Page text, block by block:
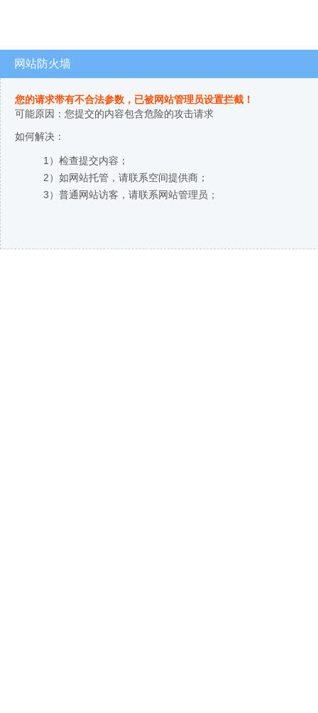
网站防火墙
您的请求带有不合法参数，已被网站管理员设置拦截！
可能原因：您提交的内容包含危险的攻击请求
如何解决：
1）检查提交内容；
2）如网站托管，请联系空间提供商；
3）普通网站访客，请联系网站管理员；